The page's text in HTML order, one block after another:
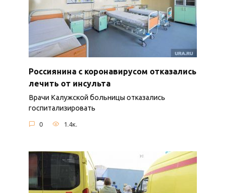
Россиянина с коронавирусом отказались
лечить от инсульта
Врачи Калужской больницы отказались
госпитализировать
0 1.4к.